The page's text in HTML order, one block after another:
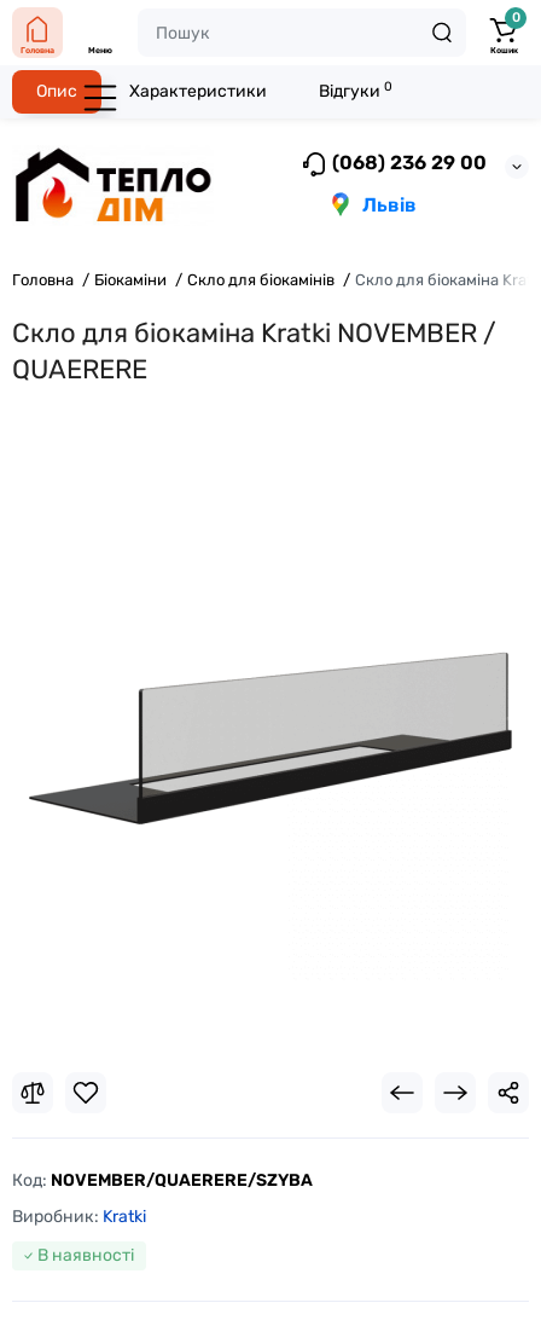
(068) 236 29 00
Львів
Головна Меню
0
Кошик
Головна Біокаміни Скло для біокамінів Скло для біокаміна
Скло для біокаміна Kratki NOVEMBER /
QUAERERE
Код: NOVEMBER/QUAERERE/SZYBA
Виробник: Kratki
В наявності
Опис Характеристики Відгуки 0